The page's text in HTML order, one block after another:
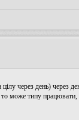
через день) через
може типу